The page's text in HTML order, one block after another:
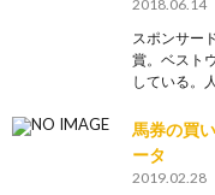
2018.06.14
スポンサー
賞。ベスト
している。
馬券の買
ータ
2019.02.28